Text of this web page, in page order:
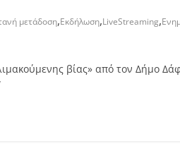
μετάδοση,Εκδήλωση,LiveStreaming,
βίας» από τον Δήμο